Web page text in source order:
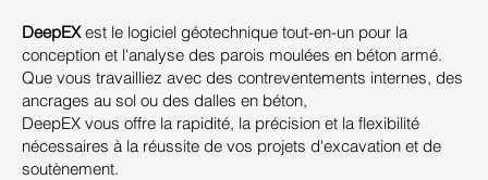
DeepEXest le logiciel géotechnique tout-en-un pour la
conception et l'analyse des parois moulées en béton armé.
Que vous travailliez avec des contreventements internes, des
ancrages au sol ou des dalles en béton,
DeepEX vous offre la rapidité, la précision et la flexibilité
nécessaires à la réussite de vos projets d'excavation et de
soutènement.